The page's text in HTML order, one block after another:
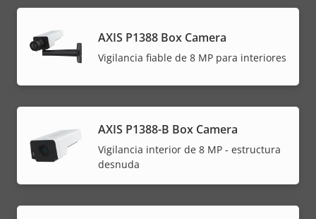
AXIS P1388 Box Camera
Vigilancia fiable de 8 MP para interiores
AXIS P1388-B Box Camera
Vigilancia interior de 8 MP - estructura
desnuda